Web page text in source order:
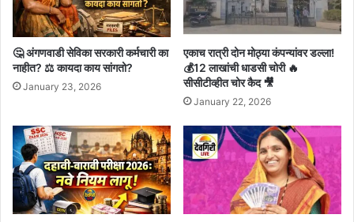
🤔 अंगणवाडी सेविका सरकारी कर्मचारी का
नाहीत? ⚖️ कायदा काय सांगतो?
January 23, 2026
एकाच रात्री दोन मोठ्या कंपन्यांवर डल्ला!
💰12 लाखांची धाडसी चोरी 🔥
सीसीटीव्हीत चोर कैद 🎥
January 22, 2026